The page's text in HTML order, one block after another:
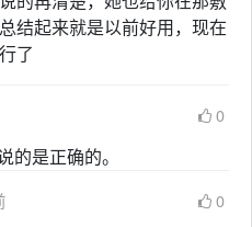
结起来就是以前好用，现在
了
0
的是正确的。
0